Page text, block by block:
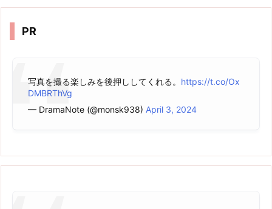
イ
PR
写真を撮る楽しみを後押ししてくれる。 https://t.co/Ox
DMBRThVg
— DramaNote (@monsk938) April 3, 2024